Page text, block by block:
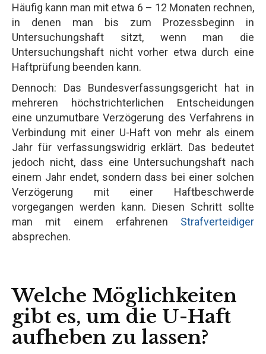
Häufig kann man mit etwa 6 – 12 Monaten rechnen,
in denen man bis zum Prozessbeginn in
Untersuchungshaft sitzt, wenn man die
Untersuchungshaft nicht vorher etwa durch eine
Haftprüfung beenden kann.
Dennoch: Das Bundesverfassungsgericht hat in
mehreren höchstrichterlichen Entscheidungen
eine unzumutbare Verzögerung des Verfahrens in
Verbindung mit einer U-Haft von mehr als einem
Jahr für verfassungswidrig erklärt. Das bedeutet
jedoch nicht, dass eine Untersuchungshaft nach
einem Jahr endet, sondern dass bei einer solchen
Verzögerung mit einer Haftbeschwerde
vorgegangen werden kann. Diesen Schritt sollte
man mit einem erfahrenen Strafverteidiger
absprechen.
Welche Möglichkeiten
gibt es, um die U-Haft
aufheben zu lassen?